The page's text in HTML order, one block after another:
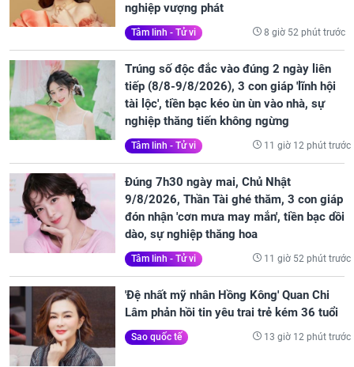
nghiệp vượng phát
Tâm linh - Tử vi 8 giờ 52 phút trước
Trúng số độc đắc vào đúng 2 ngày liên
tiếp (8/8-9/8/2026), 3 con giáp 'lĩnh hội
tài lộc', tiền bạc kéo ùn ùn vào nhà, sự
nghiệp thăng tiến không ngừng
Tâm linh - Tử vi 11 giờ 12 phút trước
Đúng 7h30 ngày mai, Chủ Nhật
9/8/2026, Thần Tài ghé thăm, 3 con giáp
đón nhận 'cơn mưa may mắn', tiền bạc dồi
dào, sự nghiệp thăng hoa
Tâm linh - Tử vi 11 giờ 52 phút trước
'Đệ nhất mỹ nhân Hồng Kông' Quan Chi
Lâm phản hồi tin yêu trai trẻ kém 36 tuổi
Sao quốc tế 13 giờ 12 phút trước